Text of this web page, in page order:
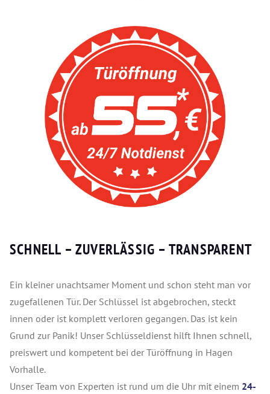
SCHNELL – ZUVERLÄSSIG – TRANSPARENT
Ein kleiner unachtsamer Moment und schon steht man vor
zugefallenen Tür. Der Schlüssel ist abgebrochen, steckt
innen oder ist komplett verloren gegangen. Das ist kein
Grund zur Panik! Unser Schlüsseldienst hilft Ihnen schnell,
preiswert und kompetent bei der Türöffnung in Hagen
Vorhalle.
Unser Team von Experten ist rund um die Uhr mit einem 24-